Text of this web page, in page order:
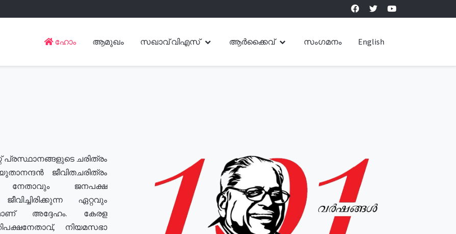
ഹോം ആമുഖം സഖാവ് വിഎസ് ആർക്കൈവ് സംഗമനം English
പ്രസ്ഥാനങ്ങളുടെ ചരിത്രം
ജീവിതചരിത്രം
നേതാവും ജനപക്ഷ
ഏറ്റവും
അദ്ദേഹം. കേരള
നിയമസഭാ